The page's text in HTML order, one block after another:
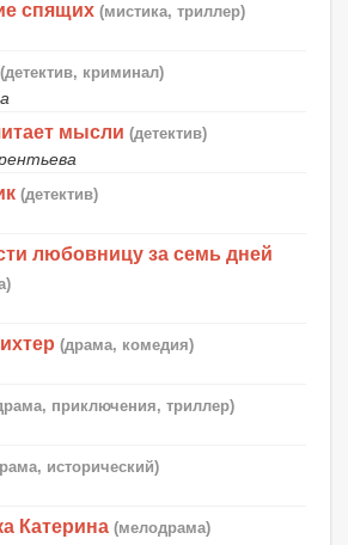
спящих (мистика, триллер)
(детектив, криминал)
мысли (детектив)
(детектив)
любовницу за семь дней
(драма, комедия)
приключения, триллер)
исторический)
Катерина (мелодрама)